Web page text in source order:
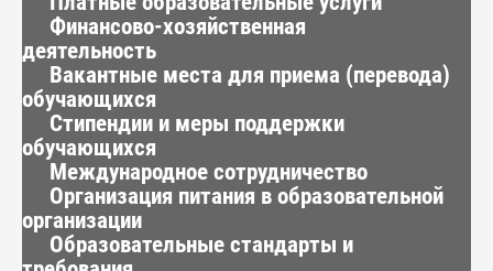
Финансово-хозяйственная
деятельность
Вакантные места для приема (перевода)
обучающихся
Стипендии и меры поддержки
обучающихся
Международное сотрудничество
Организация питания в образовательной
организации
Образовательные стандарты и